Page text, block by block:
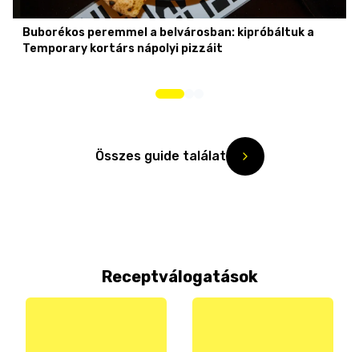
Buborékos peremmel a belvárosban: kipróbáltuk a
Temporary kortárs nápolyi pizzáit
Összes guide találat
Receptválogatások